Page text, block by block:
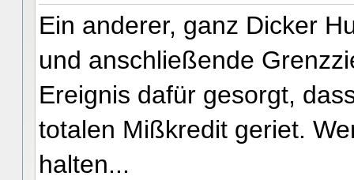
Ein anderer, ganz Dicker
und anschließende
Ereignis dafür gesorgt,
totalen Mißkredit geriet.
halten...